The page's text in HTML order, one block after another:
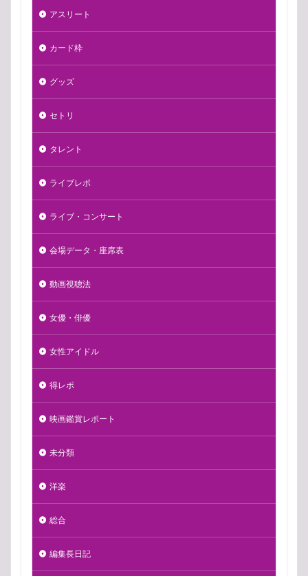
アスリート
カード枠
グッズ
セトリ
タレント
ライブレポ
ライブ・コンサート
会場データ・座席表
動画視聴法
女優・俳優
女性アイドル
得レポ
映画鑑賞レポート
未分類
洋楽
総合
編集長日記